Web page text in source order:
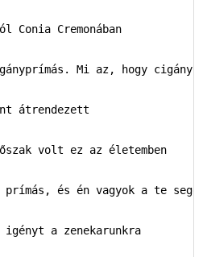
Conia Cremonában
Mi az, hogy
átrendezett
volt ez az életemben
és én vagyok a te
a zenekarunkra